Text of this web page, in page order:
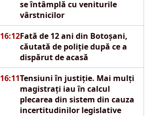
se întâmplă cu veniturile
vârstnicilor
16:12Fată de 12 ani din Botoșani,
căutată de poliție după ce a
dispărut de acasă
16:11Tensiuni în justiție. Mai mulți
magistrați iau în calcul
plecarea din sistem din cauza
incertitudinilor legislative